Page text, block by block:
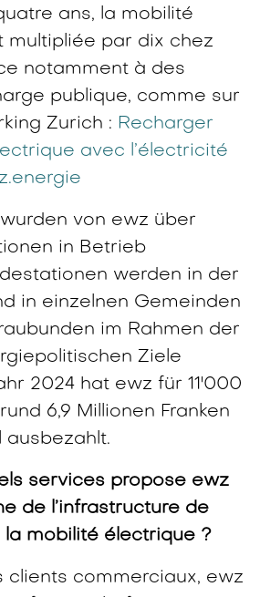
ans, la mobilité
multipliée par dix chez
notamment à des
publique, comme sur
Zurich : Recharger
avec l’électricité
von ewz über
in Betrieb
werden in der
in einzelnen Gemeinden
im Rahmen der
Ziele
2024 hat ewz für 11'000
6,9 Millionen Franken
ausbezahlt.
services propose ewz
de l’infrastructure de
mobilité électrique ?
clients commerciaux, ewz